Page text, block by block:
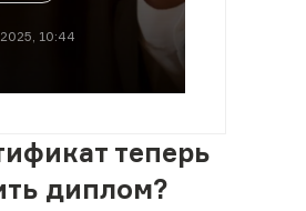
10:44
теперь
диплом?